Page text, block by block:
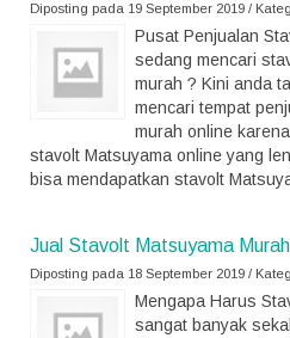
Diposting pada 19 September 2019 /
Pusat Penjualan
sedang mencari
murah ? Kini anda
mencari tempat
murah online
stavolt Matsuyama online yang
bisa mendapatkan stavolt
Jual Stavolt Matsuyama
Diposting pada 18 September 2019 /
Mengapa Harus
sangat banyak